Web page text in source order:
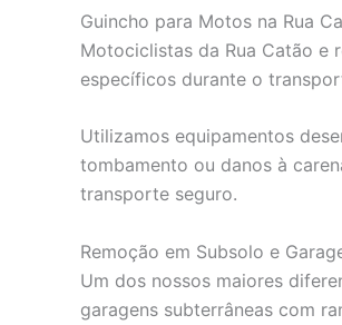
Guincho para Motos na Rua
Motociclistas da Rua Catão e
específicos durante o
Utilizamos equipamentos
tombamento ou danos à
transporte seguro.
Remoção em Subsolo e
Um dos nossos maiores
garagens subterrâneas com